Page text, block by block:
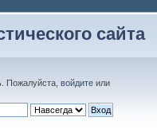
сайта
. Пожалуйста, войдите или